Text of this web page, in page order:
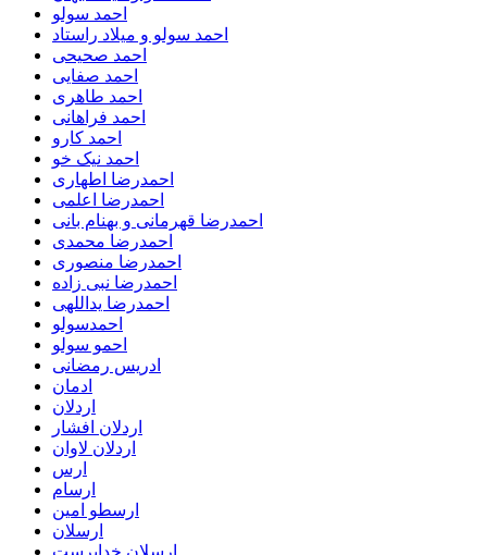
احمد سولو
احمد سولو و میلاد راستاد
احمد صحیحی
احمد صفایی
احمد طاهری
احمد فراهانی
احمد کارو
احمد نیک خو
احمدرضا اطهاری
احمدرضا اعلمی
احمدرضا قهرمانی و بهنام بانی
احمدرضا محمدی
احمدرضا منصوری
احمدرضا نبی زاده
احمدرضا یداللهی
احمدسولو
احمو سولو
ادریس رمضانی
ادمان
اردلان
اردلان افشار
اردلان لاوان
ارس
ارسام
ارسطو امین
ارسلان